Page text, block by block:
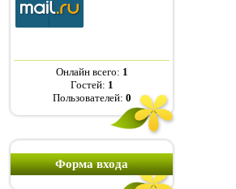
Онлайн всего: 1
Гостей: 1
Пользователей: 0
Форма входа